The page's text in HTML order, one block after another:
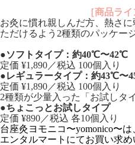
［商品ラ
お灸に慣れ親しんだ方、熱さ
ただけるよう2種類のパッケー
●ソフトタイプ：約40℃〜42℃
定価 ¥1,890／税込 100個入り
●レギュラータイプ：約43℃〜
定価 ¥1,890／税込 100個入り
2種類が少量入った「お試しタ
●ちょこっとお試しタイプ
定価 ¥890／税込 各10個入り
台座灸ヨモニコ〜yomonico〜
エンタルマートにてお買い求め